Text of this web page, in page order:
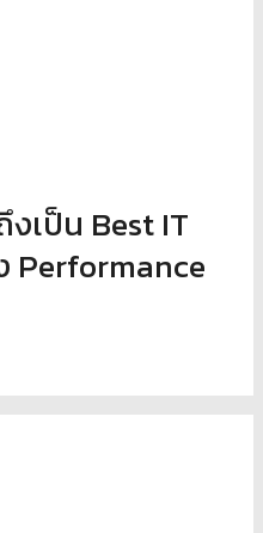
งเป็น Best IT
Performance